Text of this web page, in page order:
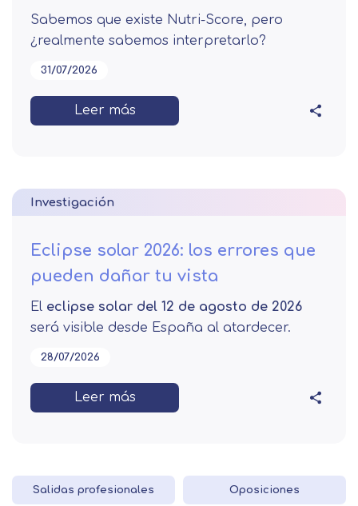
Sabemos que existe Nutri-Score, pero
¿realmente sabemos interpretarlo?
31/07/2026
Leer más
Investigación
Eclipse solar 2026: los errores que
pueden dañar tu vista
El eclipse solar del 12 de agosto de 2026
será visible desde España al atardecer.
28/07/2026
Leer más
Salidas profesionales Oposiciones